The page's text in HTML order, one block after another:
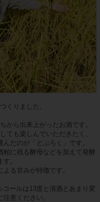
くりました。
から出来上がったお酒です。
ても楽しんでいただきたく、
だのが「どぶろく」です。
粕に残る酵母などを加えて発酵
。
る甘みが特徴です。
ールは13度と清酒とあまり変
意ください。